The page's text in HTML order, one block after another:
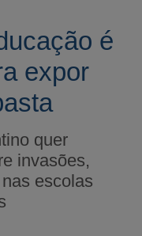
é
expor
quer
invasões,
escolas